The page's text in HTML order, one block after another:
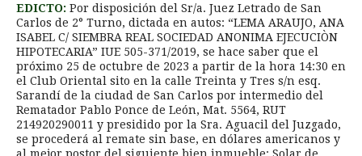
EDICTO: Por disposición del Sr/a. Juez Letrado de San
Carlos de 2° Turno, dictada en autos: “LEMA ARAUJO, ANA
ISABEL C/ SIEMBRA REAL SOCIEDAD ANONIMA EJECUCIÒN
HIPOTECARIA” IUE 505-371/2019, se hace saber que el
próximo 25 de octubre de 2023 a partir de la hora 14:30 en
el Club Oriental sito en la calle Treinta y Tres s/n esq.
Sarandí de la ciudad de San Carlos por intermedio del
Rematador Pablo Ponce de León, Mat. 5564, RUT
214920290011 y presidido por la Sra. Aguacil del Juzgado,
se procederá al remate sin base, en dólares americanos y
al mejor postor del siguiente bien inmueble: Solar de